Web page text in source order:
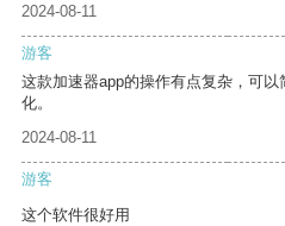
2024-08-11
游客
这款加速器app的操作有点复杂，可
化。
2024-08-11
游客
这个软件很好用